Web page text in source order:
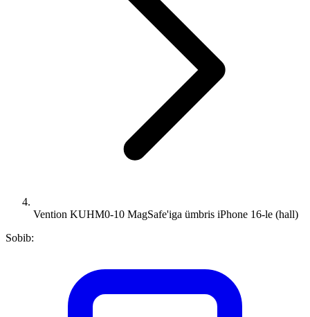
Vention KUHM0-10 MagSafe'iga ümbris iPhone 16-le (hall)
Sobib: